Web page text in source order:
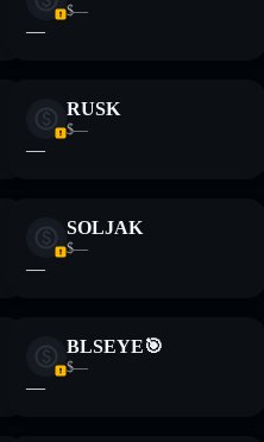
$—
—
RUSK
$—
—
SOLJAK
$—
—
BLSEYE🎯
$—
—